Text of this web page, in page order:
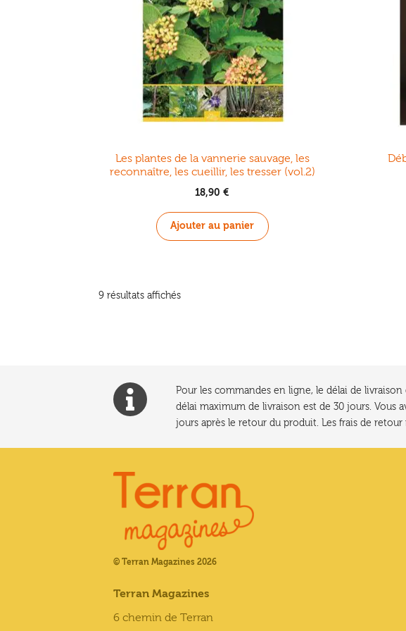
Les plantes de la vannerie sauvage, les
reconnaître, les cueillir, les tresser (vol.2)
18,90€
Ajouter au panier
9 résultats affichésTrié
ancien
Pour les commandes en ligne, le délai de
délai maximum de livraison est de 30 jours. Vous
jours après le retour du produit. Les frais de
© Terran Magazines 2026
Terran Magazines
6 chemin de Terran